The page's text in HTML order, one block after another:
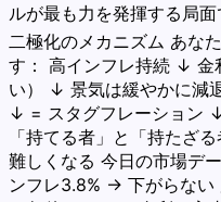
ルが最も力を発揮する局
二極化のメカニズム あな
す： 高インフレ持続 ↓ 金
い） ↓ 景気は緩やかに減
↓ = スタグフレーション
「持てる者」と「持たざ
難しくなる 今日の市場デ
ンフレ3.8% → 下がらな